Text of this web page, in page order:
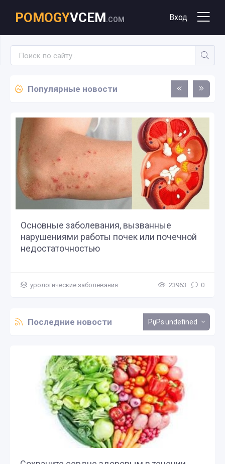
POMOGYVCEM.COM Вход
Популярные новости
Основные заболевания, вызванные
нарушениями работы почек или почечной
недостаточностью
урологические заболевания 23963 0
Последние новости undefined